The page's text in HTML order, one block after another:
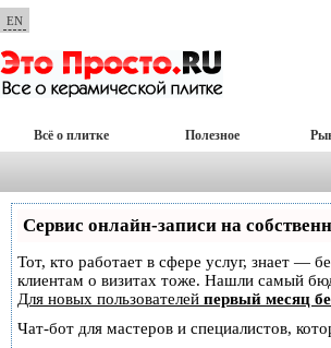
EN
Всё о плитке Полезное
Сервис онлайн-записи на
Тот, кто работает в сфере услуг, знает —
клиентам о визитах тоже. Нашли самый
Для новых пользователей первый месяц
Чат-бот для мастеров и специалистов,